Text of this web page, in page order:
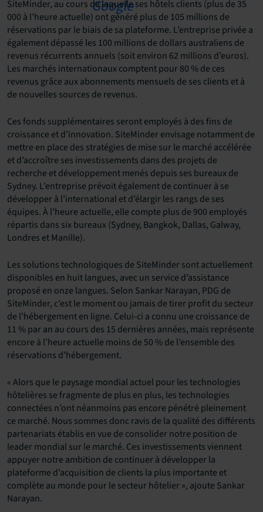
SiteMinder, au cours de laquelle ses hôtels clients (plus de 35
000 à l’heure actuelle) ont généré plus de 105 millions de
réservations par le biais de sa plateforme. L’entreprise privée a
également dépassé les 100 millions de dollars australiens de
revenus récurrents annuels (soit environ 62 millions d’euros).
Les marchés internationaux comptent pour 80 % de ces
revenus grâce aux abonnements mensuels de ses clients et à
de nouvelles sources de revenus.
Ces fonds supplémentaires seront employés à des fins de
croissance et d’innovation. SiteMinder envisage notamment de
mettre en place des stratégies de mise sur le marché accélérée
et d’accroître ses investissements dans des projets de
recherche et développement menés depuis ses bureaux de
Sydney. L’entreprise prévoit également de continuer à se
développer à l’international et d’élargir les rangs de ses
équipes. À l’heure actuelle, elle compte plus de 900 employés
répartis dans six bureaux (Sydney, Bangkok, Dallas, Galway,
Londres et Manille).
Les solutions technologiques de SiteMinder sont actuellement
disponibles en huit langues, avec un service d’assistance
proposé en onze langues. Selon Sankar Narayan, PDG de
SiteMinder, c’est le moment ou jamais de tirer profit du secteur
de l’hébergement en ligne. Celui-ci a connu une croissance de
11 % par an au cours des 15 dernières années, mais représente
encore à l’heure actuelle moins de 50 % de l’ensemble des
réservations d’hébergement.
« Alors que le paysage mondial actuel pour les technologies
hôtelières se fragmente de plus en plus, les technologies
connectées n’ont néanmoins pas encore pénétré pleinement
ce marché. Nous sommes donc ravis de la qualité des différents
partenariats établis en vue de consolider notre position de
leader mondial sur le marché. Ces investissements viennent
appuyer notre ambition de continuer à développer la
plateforme d’acquisition de clients la plus importante et
complète au monde pour le secteur hôtelier », ajoute Sankar
Narayan.